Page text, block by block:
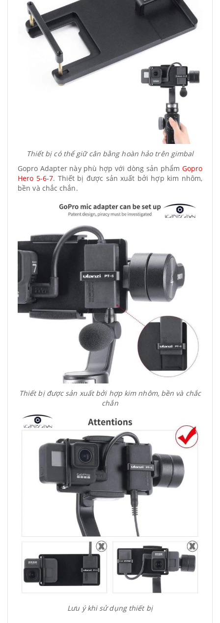
Thiết bị có thể giữ cân bằng hoàn hảo trên gimbal
Gopro Adapter này phù hợp với dòng sản phẩm Gopro
Hero 5-6-7. Thiết bị được sản xuất bởi hợp kim nhôm,
bền và chắc chắn.
Thiết bị được sản xuất bởi hợp kim nhôm, bền và chắc
chắn
Lưu ý khi sử dụng thiết bị